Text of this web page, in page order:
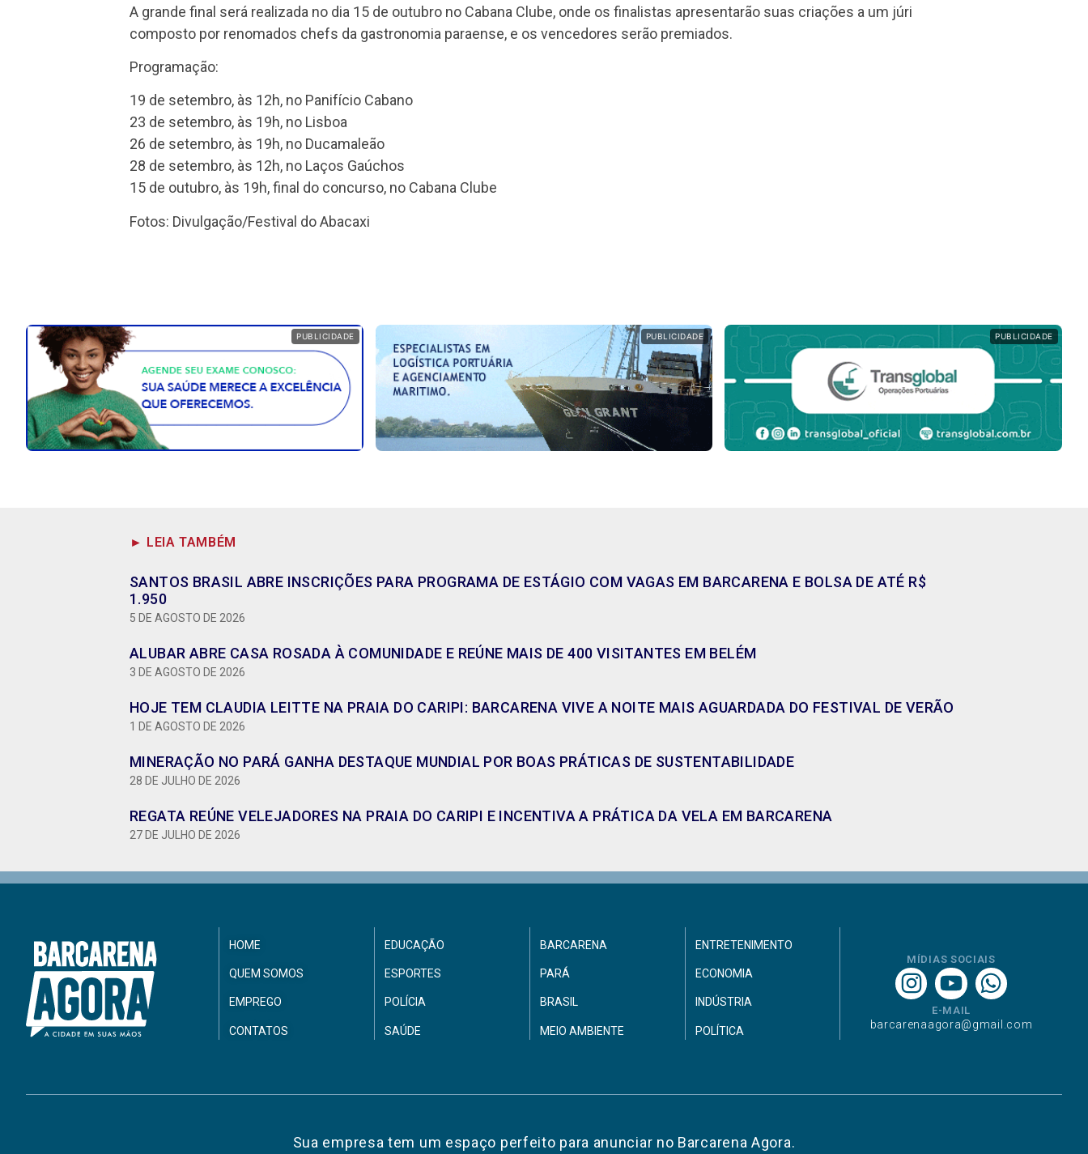
A grande final será realizada no dia 15 de outubro no Cabana Clube, onde os finalistas apresentarão suas criações a um júri
composto por renomados chefs da gastronomia paraense, e os vencedores serão premiados.
Programação:
19 de setembro, às 12h, no Panifício Cabano
23 de setembro, às 19h, no Lisboa
26 de setembro, às 19h, no Ducamaleão
28 de setembro, às 12h, no Laços Gaúchos
15 de outubro, às 19h, final do concurso, no Cabana Clube
Fotos: Divulgação/Festival do Abacaxi
PUBLICIDADE PUBLICIDADE PUBLICIDADE
► LEIA TAMBÉM
SANTOS BRASIL ABRE INSCRIÇÕES PARA PROGRAMA DE ESTÁGIO COM VAGAS EM BARCARENA E BOLSA DE ATÉ R$
1.950
5 DE AGOSTO DE 2026
ALUBAR ABRE CASA ROSADA À COMUNIDADE E REÚNE MAIS DE 400 VISITANTES EM BELÉM
3 DE AGOSTO DE 2026
HOJE TEM CLAUDIA LEITTE NA PRAIA DO CARIPI: BARCARENA VIVE A NOITE MAIS AGUARDADA DO FESTIVAL DE VERÃO
1 DE AGOSTO DE 2026
MINERAÇÃO NO PARÁ GANHA DESTAQUE MUNDIAL POR BOAS PRÁTICAS DE SUSTENTABILIDADE
28 DE JULHO DE 2026
REGATA REÚNE VELEJADORES NA PRAIA DO CARIPI E INCENTIVA A PRÁTICA DA VELA EM BARCARENA
27 DE JULHO DE 2026
HOME
QUEM SOMOS
EMPREGO
CONTATOS
EDUCAÇÃO
ESPORTES
POLÍCIA
SAÚDE
BARCARENA
PARÁ
BRASIL
MEIO AMBIENTE
ENTRETENIMENTO
ECONOMIA
INDÚSTRIA
POLÍTICA
MÍDIAS SOCIAIS
E-MAIL
barcarenaagora@gmail.com
Sua empresa tem um espaço perfeito para anunciar no Barcarena Agora.